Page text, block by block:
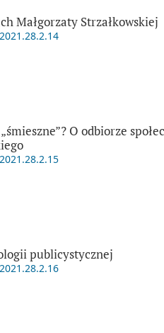
Małgorzaty Strzałkowskiej
O odbiorze
publicystycznej